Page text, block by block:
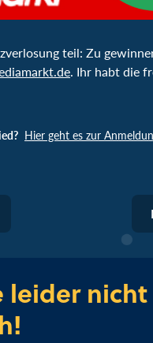
teil: Zu
. Ihr habt die
Hier geht es zur
leider nicht